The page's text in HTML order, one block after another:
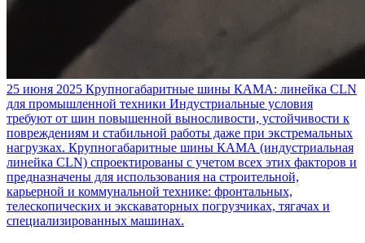
25 июня 2025 Крупногабаритные шины КАМА: линейка CLN
для промышленной техники Индустриальные условия
требуют от шин повышенной выносливости, устойчивости к
повреждениям и стабильной работы даже при экстремальных
нагрузках. Крупногабаритные шины КАМА (индустриальная
линейка CLN) спроектированы с учетом всех этих факторов и
предназначены для использования на строительной,
карьерной и коммунальной технике: фронтальных,
телескопических и экскаваторных погрузчиках, тягачах и
специализированных машинах.